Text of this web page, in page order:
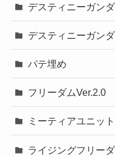
デスティニーガン
デスティニーガン
パテ埋め
フリーダムVer.2.0
ミーティアユニット
ライジングフリー